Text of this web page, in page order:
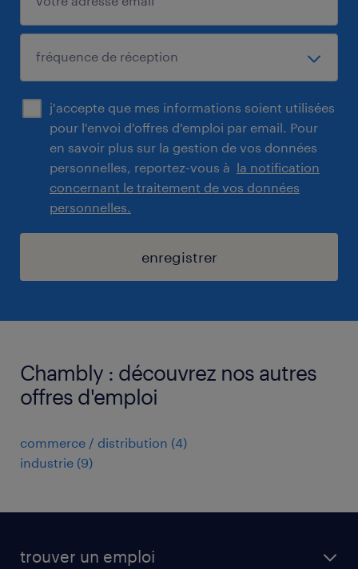
j'accepte que mes informations soient utilisées
pour l'envoi d'offres d'emploi par email. Pour
en savoir plus sur la gestion de vos données
personnelles, reportez-vous à la notification
concernant le traitement de vos données
personnelles.
enregistrer
Chambly : découvrez nos autres
offres d'emploi
commerce / distribution (4)
industrie (9)
trouver un emploi